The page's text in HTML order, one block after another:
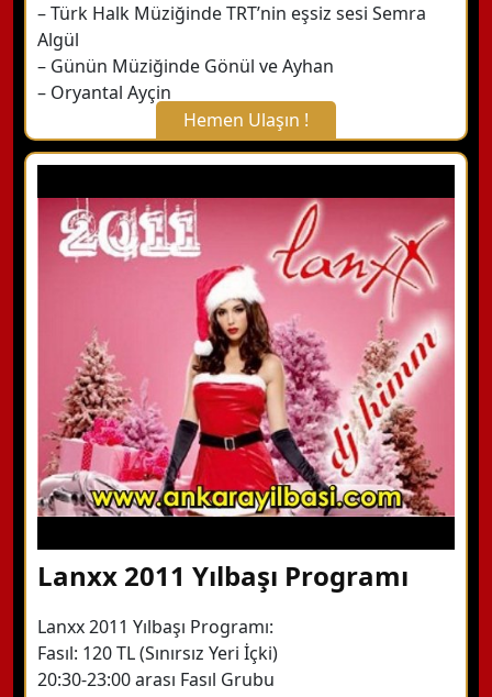
– Türk Halk Müziğinde TRT’nin eşsiz sesi Semra
Algül
– Günün Müziğinde Gönül ve Ayhan
– Oryantal Ayçin
Hemen Ulaşın !
X Kapat
WhatsApp ile Bilgi Alın
Hemen Arayın
Detaylı Bilgi Alın
Lanxx 2011 Yılbaşı Programı
Lanxx 2011 Yılbaşı Programı:
Fasıl: 120 TL (Sınırsız Yeri İçki)
20:30-23:00 arası Fasıl Grubu